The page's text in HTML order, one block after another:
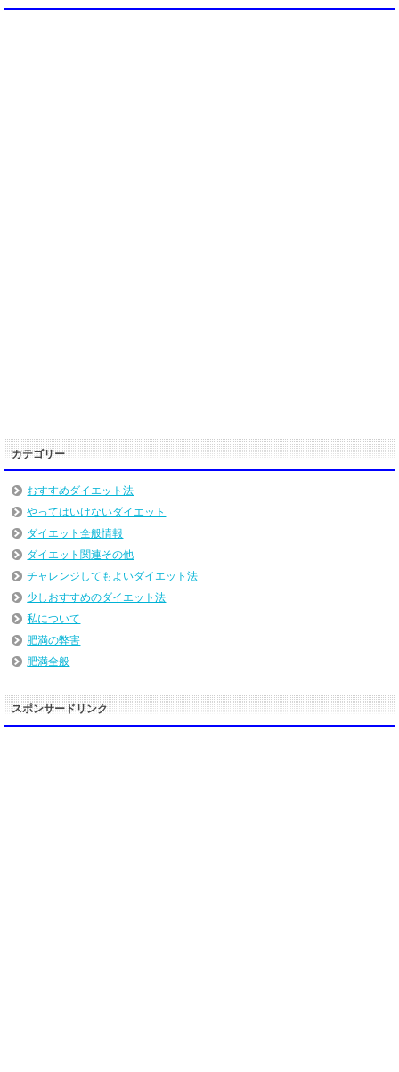
カテゴリー
おすすめダイエット法
やってはいけないダイエット
ダイエット全般情報
ダイエット関連その他
チャレンジしてもよいダイエット法
少しおすすめのダイエット法
私について
肥満の弊害
肥満全般
スポンサードリンク